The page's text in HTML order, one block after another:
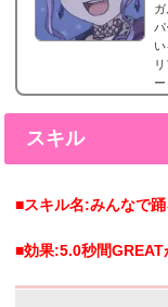
スキル
■スキル名:みんなで踊
■効果:5.0秒間